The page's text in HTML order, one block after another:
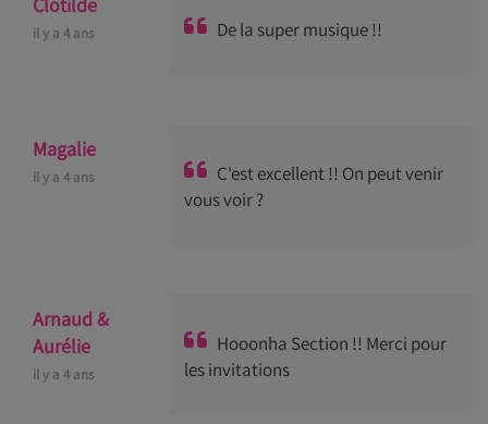
il y a 4 ans De la super musique !!
Magalie
il y a 4 ans
C'est excellent !! On peut venir
vous voir ?
Arnaud &
Aurélie
il y a 4 ans
Hooonha Section !! Merci pour
les invitations